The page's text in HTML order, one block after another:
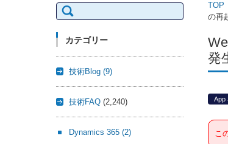
TOP
の再
発
App
こ
検
索:
カテゴリー
技術Blog (9)
技術FAQ (2,240)
Dynamics 365 (2)